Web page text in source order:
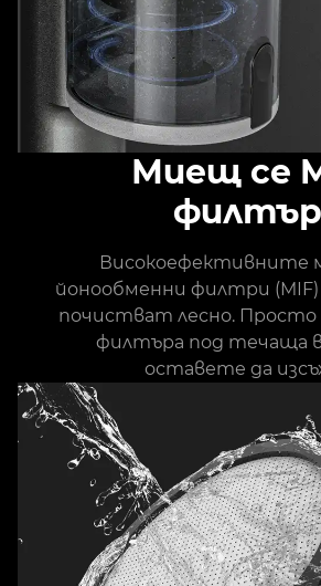
Миещ се
филтър
Високоефективните
йонообменни филтри
почистват лесно. Просто
филтъра под течаща
оставете да